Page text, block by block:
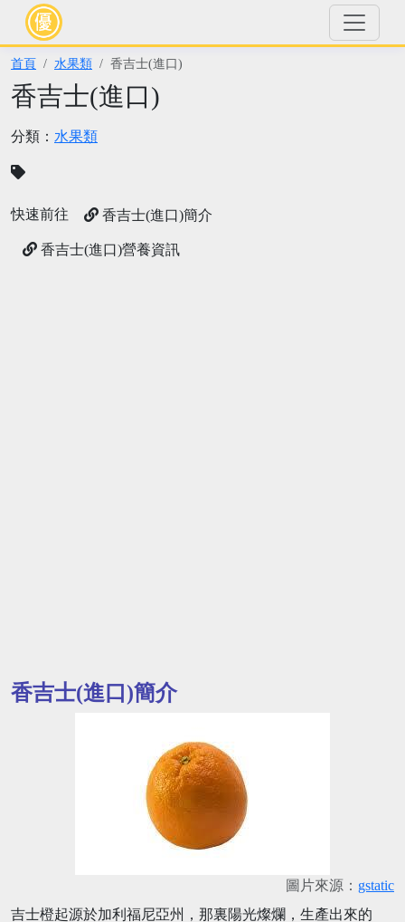
首頁 水果類 香吉士(進口)
香吉士(進口)
分類： 水果類
快速前往 香吉士(進口)簡介
香吉士(進口)營養資訊
香吉士(進口)簡介
圖片來源： gstatic
吉士橙起源於加利福尼亞州，那裏陽光燦爛，生產出來的